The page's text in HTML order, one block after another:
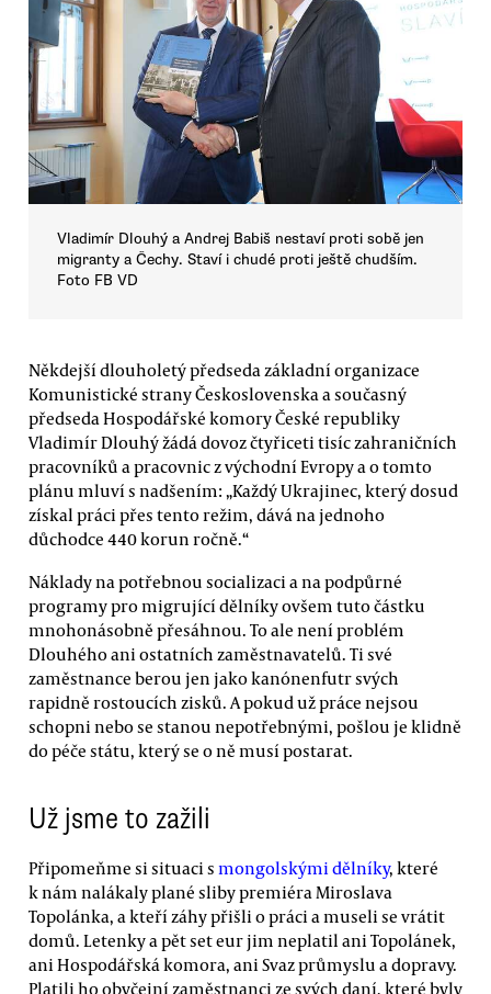
Vladimír Dlouhý a Andrej Babiš nestaví proti sobě jen
migranty a Čechy. Staví i chudé proti ještě chudším.
Foto FB VD
Někdejší dlouholetý předseda základní organizace
Komunistické strany Československa a současný
předseda Hospodářské komory České republiky
Vladimír Dlouhý žádá dovoz čtyřiceti tisíc zahraničních
pracovníků a pracovnic z východní Evropy a o tomto
plánu mluví s nadšením: „Každý Ukrajinec, který dosud
získal práci přes tento režim, dává na jednoho
důchodce 440 korun ročně.“
Náklady na potřebnou socializaci a na podpůrné
programy pro migrující dělníky ovšem tuto částku
mnohonásobně přesáhnou. To ale není problém
Dlouhého ani ostatních zaměstnavatelů. Ti své
zaměstnance berou jen jako kanónenfutr svých
rapidně rostoucích zisků. A pokud už práce nejsou
schopni nebo se stanou nepotřebnými, pošlou je klidně
do péče státu, který se o ně musí postarat.
Už jsme to zažili
Připomeňme si situaci s mongolskými dělníky, které
k nám nalákaly plané sliby premiéra Miroslava
Topolánka, a kteří záhy přišli o práci a museli se vrátit
domů. Letenky a pět set eur jim neplatil ani Topolánek,
ani Hospodářská komora, ani Svaz průmyslu a dopravy.
Platili ho obyčejní zaměstnanci ze svých daní, které byly